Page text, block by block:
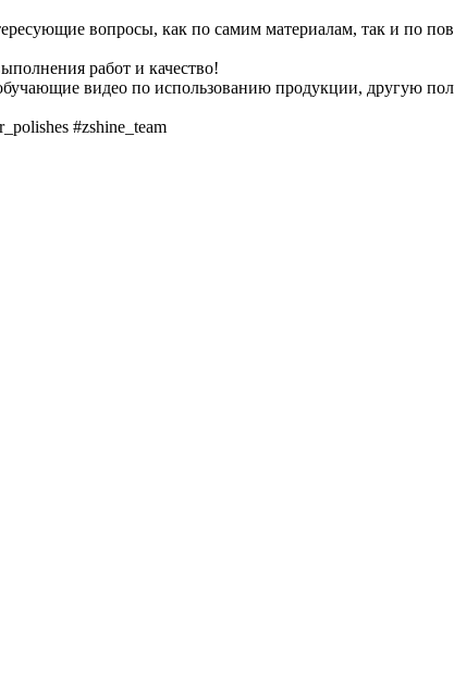
вопросы, как по самим материалам, так и по
работ и качество!
видео по использованию продукции, другую
#zshine_team